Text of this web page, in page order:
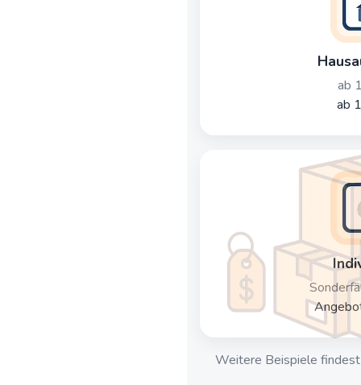
ab
ab
Weitere Beispiele